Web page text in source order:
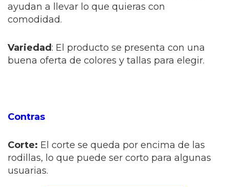
ayudan a llevar lo que quieras con
comodidad.
Variedad : El producto se presenta con una
buena oferta de colores y tallas para elegir.
Contras
Corte: El corte se queda por encima de las
rodillas, lo que puede ser corto para algunas
usuarias.